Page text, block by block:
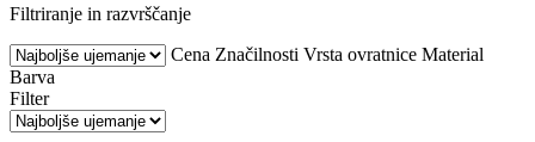
Filtriranje in razvrščanje
Cena Značilnosti Vrsta ovratnice Material
Barva
Filter